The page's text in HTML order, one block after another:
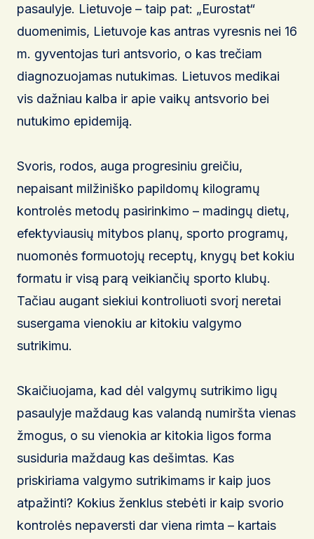
pasaulyje. Lietuvoje – taip pat: „Eurostat“
duomenimis, Lietuvoje kas antras vyresnis nei 16
m. gyventojas turi antsvorio, o kas trečiam
diagnozuojamas nutukimas. Lietuvos medikai
vis dažniau kalba ir apie vaikų antsvorio bei
nutukimo epidemiją.
Svoris, rodos, auga progresiniu greičiu,
nepaisant milžiniško papildomų kilogramų
kontrolės metodų pasirinkimo – madingų dietų,
efektyviausių mitybos planų, sporto programų,
nuomonės formuotojų receptų, knygų bet kokiu
formatu ir visą parą veikiančių sporto klubų.
Tačiau augant siekiui kontroliuoti svorį neretai
susergama vienokiu ar kitokiu valgymo
sutrikimu.
Skaičiuojama, kad dėl valgymų sutrikimo ligų
pasaulyje maždaug kas valandą numiršta vienas
žmogus, o su vienokia ar kitokia ligos forma
susiduria maždaug kas dešimtas. Kas
priskiriama valgymo sutrikimams ir kaip juos
atpažinti? Kokius ženklus stebėti ir kaip svorio
kontrolės nepaversti dar viena rimta – kartais